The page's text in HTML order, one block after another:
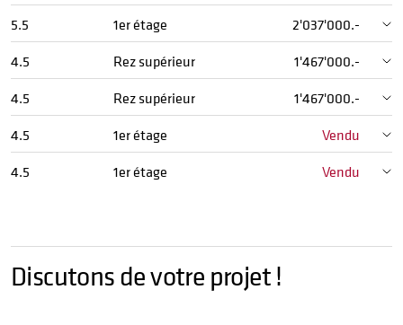
5.5
1er étage
2'037'000.-
4.5
Rez supérieur
1'467'000.-
4.5
Rez supérieur
1'467'000.-
4.5
1er étage
Vendu
4.5
1er étage Vendu
Discutons de votre projet !